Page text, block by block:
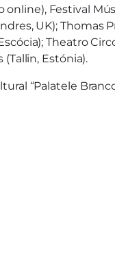
Festival
UK);
Theatro
(Tallin, Estónia).
“Palatele